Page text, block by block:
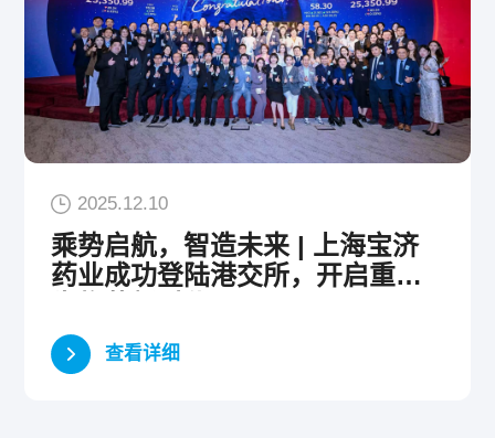
2025.12.10
乘势启航，智造未来 | 上海宝济
药业成功登陆港交所，开启重组
查看详细